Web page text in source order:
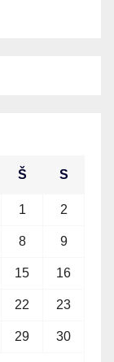
Š S
1 2
8 9
15 16
22 23
29 30